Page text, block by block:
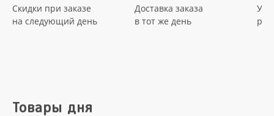
Скидки при заказе
на следующий день
Доставка заказа
в тот же день
Товары дня